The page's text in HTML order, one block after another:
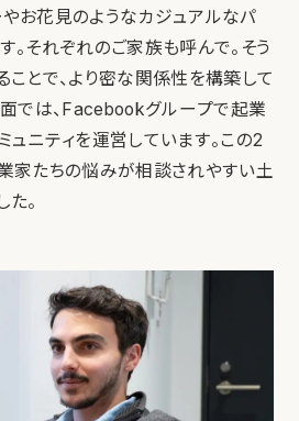
お花見のようなカジュアルなパ
。それぞれのご家族も呼んで。そう
ことで、より密な関係性を構築して
面では、Facebookグループで起業
ュニティを運営しています。この2
家たちの悩みが相談されやすい土
。